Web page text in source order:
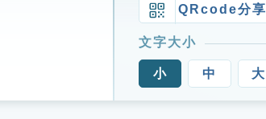
QRcode分享
文字大小
小 中 大